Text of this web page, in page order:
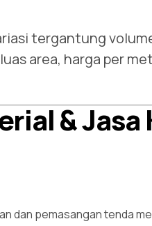
tergantung
area, harga per
&
dan pemasangan tenda